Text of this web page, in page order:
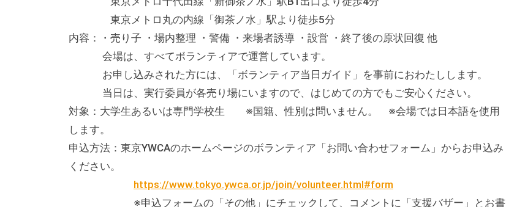
東京メトロ丸の内線「御茶ノ水」駅より徒歩5分
内容：・売り子 ・場内整理 ・警備 ・来場者誘導 ・設営 ・終了後の原状回復 他
会場は、すべてボランティアで運営しています。
お申し込みされた方には、「ボランティア当日ガイド」を事前におわたしします。
当日は、実行委員が各売り場にいますので、はじめての方でもご安心ください。
対象：大学生あるいは専門学校生 ※国籍、性別は問いません。 ※会場では日本語を使用
します。
申込方法：東京YWCAのホームページのボランティア「お問い合わせフォーム」からお申込み
ください。
https://www.tokyo.ywca.or.jp/join/volunteer.html#form
※申込フォームの「その他」にチェックして、コメントに「支援バザー」とお書